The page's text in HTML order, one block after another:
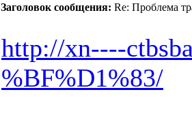
Заголовок сообщения: Re: Проблема
http://xn----
%BF%D1%83/